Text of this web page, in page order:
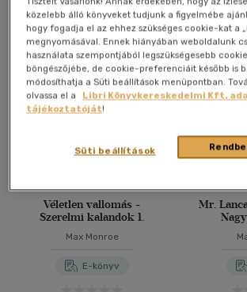
Véletlen vallomás -
Szerelmi kalandok 1.
Max Monroe
E-könyv
Mr.
közelebb álló könyveket tudjunk a figyelmébe
hogy fogadja el az ehhez szükséges cookie-kat a
megnyomásával. Ennek hiányában weboldalunk
használata szempontjából legszükségesebb
böngészőjébe, de cookie-preferenciáit később is
módosíthatja a Süti beállítások menüpontban.
olvassa el a
Libri Könyvkereskedelmi Kft.
tájékoztatóját!
Süti beállítások